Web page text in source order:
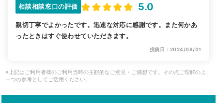
相談相談窓口の評価 5.0
親切丁寧でよかったです。迅速な対応に感謝です。また何かあ
ったときはすぐ使わせていただきます。
投稿日：2024/08/01
※上記はご利用者様のご利用当時の主観的なご意見・ご感想です。その点ご理解の上、
一つの参考としてご活用ください。